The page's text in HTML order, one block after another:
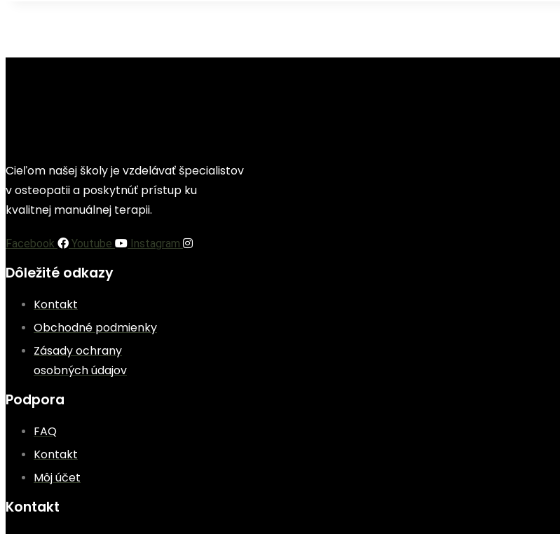
Cieľom našej školy je vzdelávať špecialistov
v osteopatii a poskytnúť prístup ku
kvalitnej manuálnej terapii.
Facebook Youtube Instagram
Dôležité odkazy
Kontakt
Obchodné podmienky
Zásady ochrany
osobných údajov
Podpora
FAQ
Kontakt
Môj účet
Kontakt